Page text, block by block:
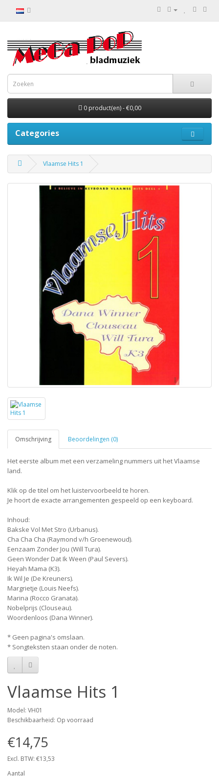
0 product(en) - €0,00
Categories
Vlaamse Hits 1
Omschrijving Beoordelingen (0)
Het eerste album met een verzameling nummers uit het Vlaamse
land.
Klik op de titel om het luistervoorbeeld te horen.
Je hoort de exacte arrangementen gespeeld op een keyboard.
Inhoud:
Bakske Vol Met Stro (Urbanus).
Cha Cha Cha (Raymond v/h Groenewoud).
Eenzaam Zonder Jou (Will Tura).
Geen Wonder Dat Ik Ween (Paul Severs).
Heyah Mama (K3).
Ik Wil Je (De Kreuners).
Margrietje (Louis Neefs).
Marina (Rocco Granata).
Nobelprijs (Clouseau).
Woordenloos (Dana Winner).
* Geen pagina's omslaan.
* Songteksten staan onder de noten.
Vlaamse Hits 1
Model: VH01
Beschikbaarheid: Op voorraad
€14,75
Excl. BTW: €13,53
Aantal